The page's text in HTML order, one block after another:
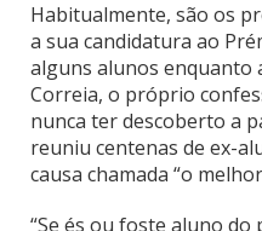
Habitualmente, são os
a sua candidatura ao
alguns alunos enquanto
Correia, o próprio
nunca ter descoberto a
reuniu centenas de ex-
causa chamada “o
“Se és ou foste aluno